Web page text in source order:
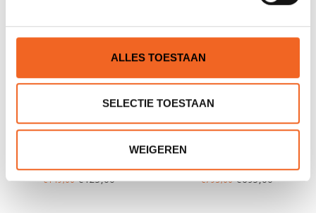
ALLES TOESTAAN
SELECTIE TOESTAAN
WEIGEREN
STORMM RIDE TANDEM
€149,00€125,00
ROTEKO SPRINTER 414
€795,00€695,00